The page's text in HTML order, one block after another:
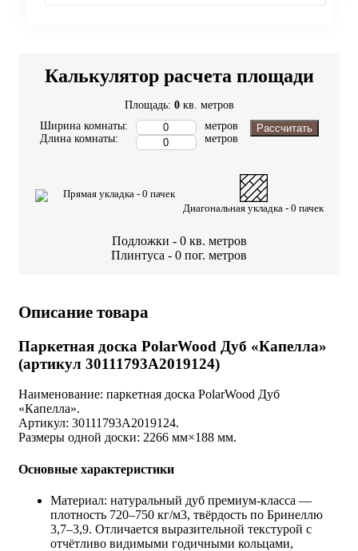
Калькулятор расчета площади
Площадь: 0 кв. метров
Ширина комнаты:
Длина комнаты:
метров
метров
Рассчитать
Прямая укладка - 0 пачек
Диагональная укладка - 0 пачек
Подложки - 0 кв. метров
Плинтуса - 0 пог. метров
Описание товара
Паркетная доска PolarWood Дуб «Капелла»
(артикул 30111793A2019124)
Наименование: паркетная доска PolarWood Дуб
«Капелла».
Артикул: 30111793A2019124.
Размеры одной доски: 2266 мм×188 мм.
Основные характеристики
Материал: натуральный дуб премиум‑класса —
плотность 720–750 кг/м3, твёрдость по Бринеллю
3,7–3,9. Отличается выразительной текстурой с
отчётливо видимыми годичными кольцами,